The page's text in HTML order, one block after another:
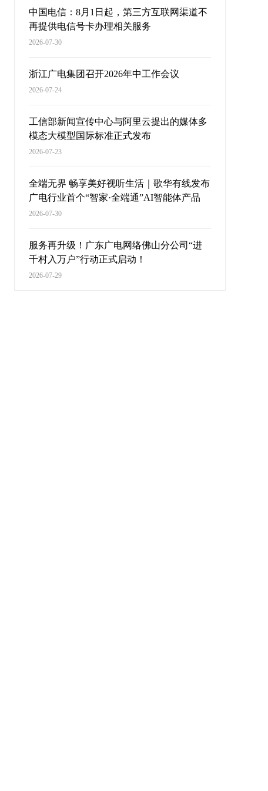
中国电信：8月1日起，第三方互联网渠道不
再提供电信号卡办理相关服务
2026-07-30
浙江广电集团召开2026年中工作会议
2026-07-24
工信部新闻宣传中心与阿里云提出的媒体多
模态大模型国际标准正式发布
2026-07-23
全端无界 畅享美好视听生活｜歌华有线发布
广电行业首个“智家·全端通”AI智能体产品
2026-07-30
服务再升级！广东广电网络佛山分公司“进
千村入万户”行动正式启动！
2026-07-29